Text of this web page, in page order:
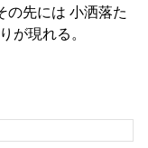
先には 小洒落た
が現れる。